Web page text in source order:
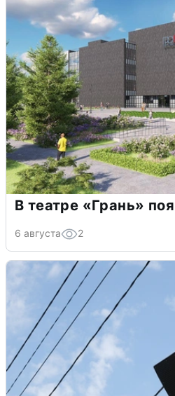
В театре «Грань»
6 августа 2